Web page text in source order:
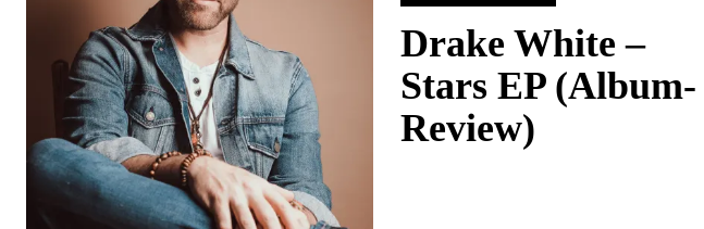
Drake White –
Stars EP (Album-
Review)